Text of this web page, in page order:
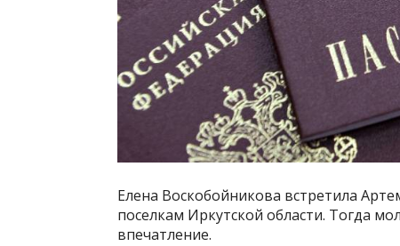
Елена Воскобойникова встретила
поселкам Иркутской области. Тогда
впечатление.